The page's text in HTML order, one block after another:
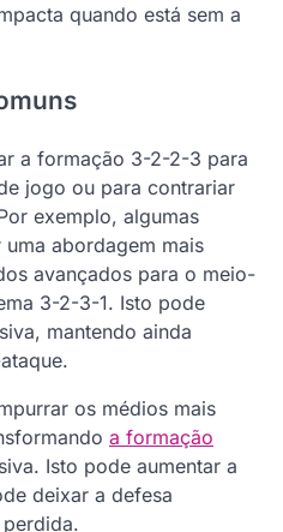
quando está sem a
a formação 3-2-2-3 para
jogo ou para contrariar
exemplo, algumas
abordagem mais
avançados para o meio-
3-2-3-1. Isto pode
mantendo ainda
os médios mais
a formação
Isto pode aumentar a
deixar a defesa